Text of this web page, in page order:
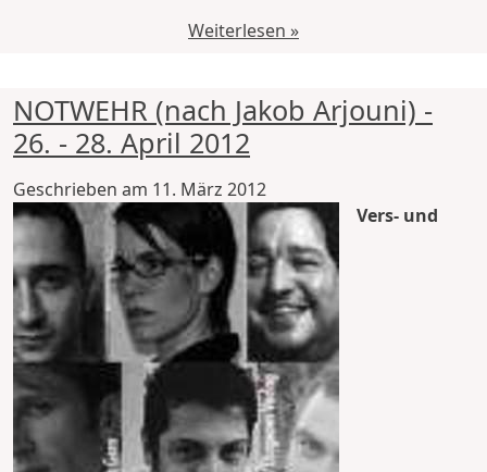
Weiterlesen »
NOTWEHR (nach Jakob Arjouni) -
26. - 28. April 2012
Geschrieben am 11. März 2012
Vers- und